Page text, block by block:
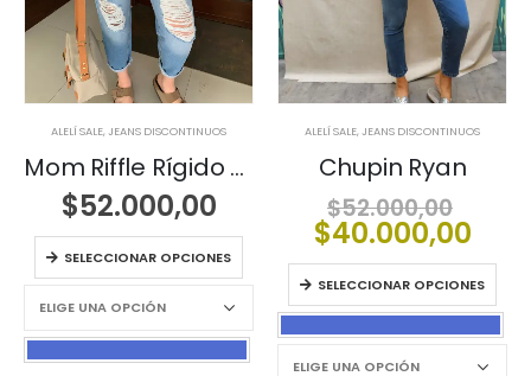
ALELÍ SALE,JEANS DISCONTINUOS
Mom Riffle Rígido Con Roturas
$52.000,00
SELECCIONAR OPCIONES
ALELÍ SALE,JEANS DISCONTINUOS
Chupin Ryan
$52.000,00
era:
$40.000,00El
es:
SELECCIONAR OPCIONES